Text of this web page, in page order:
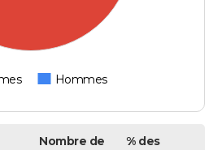
Hommes
Nombre de
% des